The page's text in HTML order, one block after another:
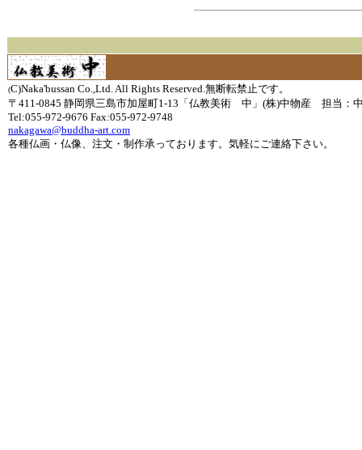
(C)Naka'bussan Co.,Ltd. All Rights Reserved.無断転禁止です。
〒411-0845 静岡県三島市加屋町1-13「仏教美術 中」(株)中物産 担当：
Tel:055-972-9676 Fax:055-972-9748
nakagawa@buddha-art.com
各種仏画・仏像、注文・制作承っております。気軽にご連絡下さい。